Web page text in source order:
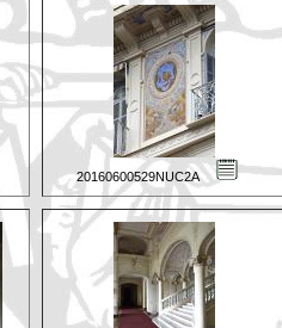
20160600529NUC2A